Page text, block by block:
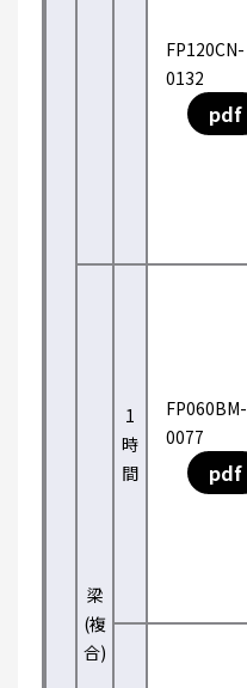
FP120CN-
0132
pdf
梁
(複
合)
1
時
間
FP060BM-
0077
pdf